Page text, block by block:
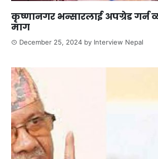
कृष्णानगर भन्सारलाई अपग्रेड गर्न
माग
December 25, 2024 by Interview Nepal